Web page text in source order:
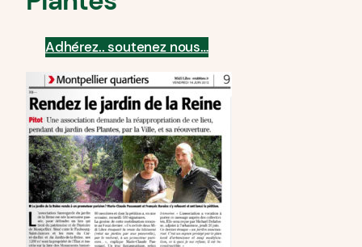
Adhérez.. soutenez nous…